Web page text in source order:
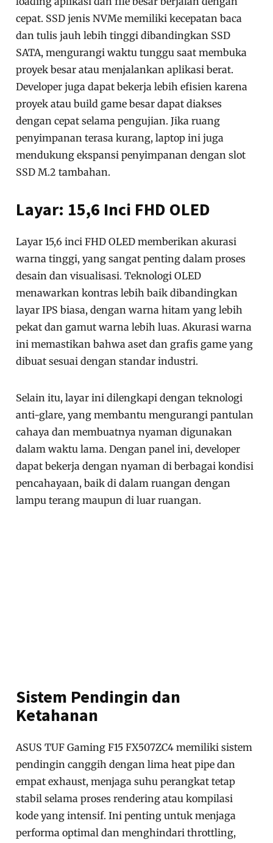
cepat. SSD jenis NVMe memiliki kecepatan baca
dan tulis jauh lebih tinggi dibandingkan SSD
SATA, mengurangi waktu tunggu saat membuka
proyek besar atau menjalankan aplikasi berat.
Developer juga dapat bekerja lebih efisien karena
proyek atau build game besar dapat diakses
dengan cepat selama pengujian. Jika ruang
penyimpanan terasa kurang, laptop ini juga
mendukung ekspansi penyimpanan dengan slot
SSD M.2 tambahan.
Layar: 15,6 Inci FHD OLED
Layar 15,6 inci FHD OLED memberikan akurasi
warna tinggi, yang sangat penting dalam proses
desain dan visualisasi. Teknologi OLED
menawarkan kontras lebih baik dibandingkan
layar IPS biasa, dengan warna hitam yang lebih
pekat dan gamut warna lebih luas. Akurasi warna
ini memastikan bahwa aset dan grafis game yang
dibuat sesuai dengan standar industri.
Selain itu, layar ini dilengkapi dengan teknologi
anti-glare, yang membantu mengurangi pantulan
cahaya dan membuatnya nyaman digunakan
dalam waktu lama. Dengan panel ini, developer
dapat bekerja dengan nyaman di berbagai kondisi
pencahayaan, baik di dalam ruangan dengan
lampu terang maupun di luar ruangan.
Sistem Pendingin dan
Ketahanan
ASUS TUF Gaming F15 FX507ZC4 memiliki sistem
pendingin canggih dengan lima heat pipe dan
empat exhaust, menjaga suhu perangkat tetap
stabil selama proses rendering atau kompilasi
kode yang intensif. Ini penting untuk menjaga
performa optimal dan menghindari throttling,